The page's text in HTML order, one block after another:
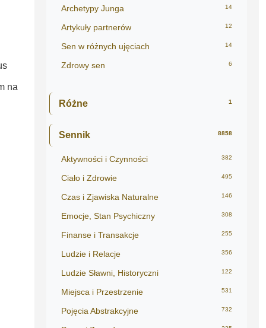
na
Archetypy Junga 14
Artykuły partnerów 12
Sen w różnych ujęciach 14
Zdrowy sen 6
Różne 1
Sennik 8858
Aktywności i Czynności 382
Ciało i Zdrowie 495
Czas i Zjawiska Naturalne 146
Emocje, Stan Psychiczny 308
Finanse i Transakcje 255
Ludzie i Relacje 356
Ludzie Sławni, Historyczni 122
Miejsca i Przestrzenie 531
Pojęcia Abstrakcyjne 732